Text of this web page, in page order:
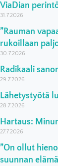
ViaDian
31.7.2026
”Rauman
rukoillaan
30.7.2026
Radikaali
29.7.2026
Lähetystyötä
28.7.2026
Hartaus:
27.7.2026
”On ollut
suunnan